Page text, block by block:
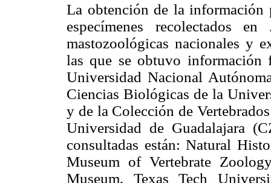
La obtención de la información
especímenes recolectados
mastozoológicas nacionales y
las que se obtuvo
Universidad Nacional
Ciencias Biológicas de la
y de la Colección de
Universidad de Guadalajara
consultadas están: Natural
Museum of Vertebrate
Museum, Texas Tech